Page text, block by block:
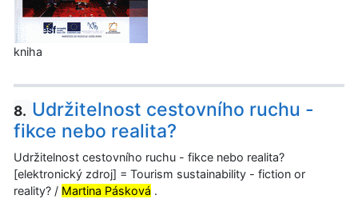
kniha
8. Udržitelnost cestovního ruchu -
fikce nebo realita?
Udržitelnost cestovního ruchu - fikce nebo realita?
[elektronický zdroj] = Tourism sustainability - fiction or
reality? / Martina Pásková .